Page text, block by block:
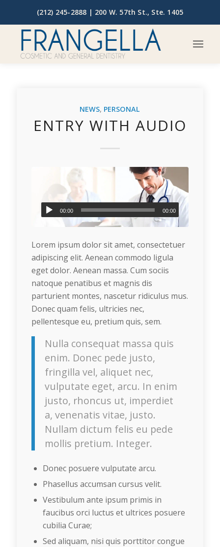
(212) 245-2888 | 200 W. 57th St., Ste. 1405
NEWS, PERSONAL
ENTRY WITH AUDIO
00:00 00:00
Lorem ipsum dolor sit amet, consectetuer
adipiscing elit. Aenean commodo ligula
eget dolor. Aenean massa. Cum sociis
natoque penatibus et magnis dis
parturient montes, nascetur ridiculus mus.
Donec quam felis, ultricies nec,
pellentesque eu, pretium quis, sem.
Nulla consequat massa quis
enim. Donec pede justo,
fringilla vel, aliquet nec,
vulputate eget, arcu. In enim
justo, rhoncus ut, imperdiet
a, venenatis vitae, justo.
Nullam dictum felis eu pede
mollis pretium. Integer.
Donec posuere vulputate arcu.
Phasellus accumsan cursus velit.
Vestibulum ante ipsum primis in
faucibus orci luctus et ultrices posuere
cubilia Curae;
Sed aliquam, nisi quis porttitor congue